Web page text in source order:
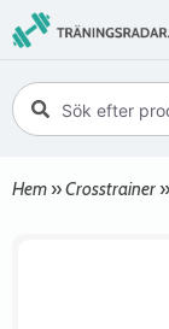
Hem »Crosstrainer »